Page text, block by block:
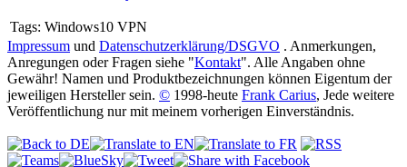
Tags: Windows10 VPN
Impressum und Datenschutzerklärung/DSGVO . Anmerkungen,
Anregungen oder Fragen siehe "Kontakt". Alle Angaben ohne
Gewähr! Namen und Produktbezeichnungen können Eigentum der
jeweiligen Hersteller sein. © 1998-heute Frank Carius, Jede weitere
Veröffentlichung nur mit meinem vorherigen Einverständnis.